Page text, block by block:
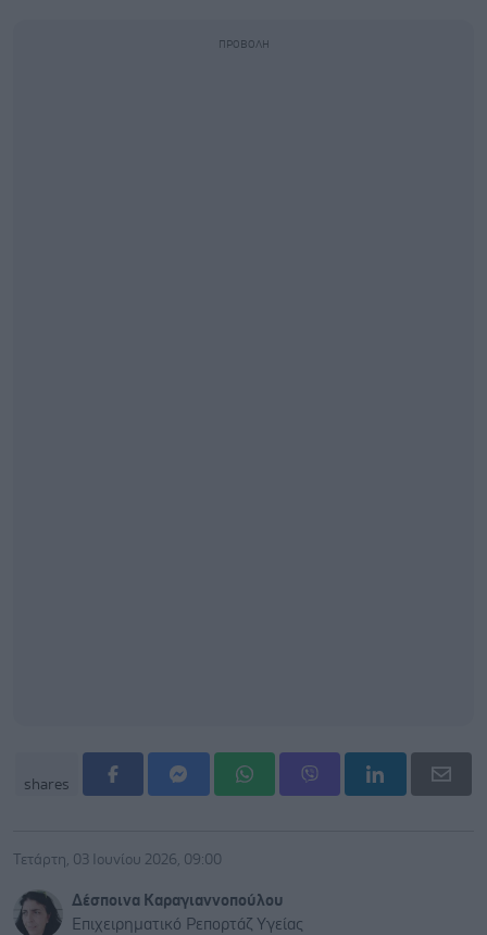
shares
Τετάρτη, 03 Ιουνίου 2026, 09:00
Δέσποινα Καραγιαννοπούλου
Επιχειρηματικό Ρεπορτάζ Υγείας